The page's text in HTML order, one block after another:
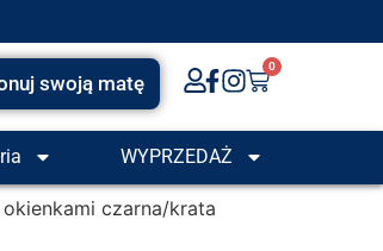
swoją matę
0
WYPRZEDAŻ
czarna/krata